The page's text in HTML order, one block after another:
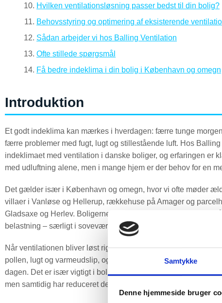
Samtykke
Denne hjemmeside bruger
Hvilken ventilationsløsning passer bedst til din bolig?
Behovsstyring og optimering af eksisterende
Sådan arbejder vi hos Balling Ventilation
Ofte stillede spørgsmål
Få bedre indeklima i din bolig i København og omegn
Introduktion
Et godt indeklima kan mærkes i hverdagen: færre tunge
færre problemer med fugt, lugt og stillestående luft. Hos
indeklimaet med ventilation i danske boliger, og erfaringen er
med udluftning alene, men i mange hjem er der behov for en
Det gælder især i København og omegn, hvor vi ofte møder
villaer i Vanløse og Hellerup, rækkehuse på Amager og
Gladsaxe og Herlev. Boligerne er forskellige, men problemet
belastning – særligt i soveværelser, kældre, badeværelser og
Når ventilationen bliver løst rigtigt, får du ikke bare friskere
pollen, lugt og varmeudslip, og du slipper for at være afhængig
dagen. Det er især vigtigt i boliger, hvor nye vinduer,
men samtidig har reduceret den naturlige luftudskiftning.